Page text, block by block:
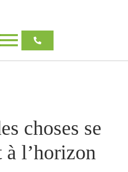
choses se
l’horizon